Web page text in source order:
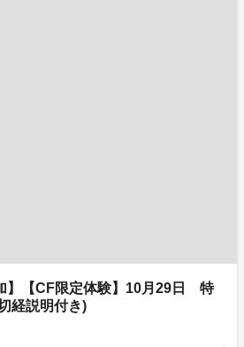
】【CF限定体験】10月29日 特
経説明付き)